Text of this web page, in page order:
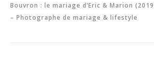
Bouvron : le mariage d’Eric & Marion
– Photographe de mariage & lifestyle